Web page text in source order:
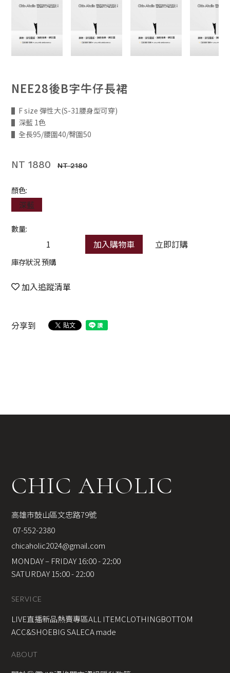
NEE28後B字牛仔長裙
▌F size 彈性大(S-31腰身型可穿)
▌深藍 1色
▌全長95/腰圍40/臀圍50
NT 1880 NT 2180
顏色:
深藍
數量:
加入購物車 立即訂購
庫存狀況 預購
加入追蹤清單
分享到
CHIC AHOLIC
高雄市鼓山區文忠路79號
07-552-2380
chicaholic2024@gmail.com
MONDAY – FRIDAY 16:00 - 22:00
SATURDAY 15:00 - 22:00
SERVICE
LIVE直播新品熱賣專區ALL ITEMCLOTHINGBOTTOM
ACC&SHOEBIG SALECA made
ABOUT